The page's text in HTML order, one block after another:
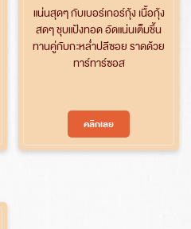
แน่นสุดๆ กับเบอร์เกอร์กุ้ง เนื้อกุ้ง
สดๆ ชุบแป้งทอด อัดแน่นเต็มชิ้น
ทานคู่กับกะหล่ำปลีซอย ราดด้วย
ทาร์ทาร์ซอส
คลิกเลย